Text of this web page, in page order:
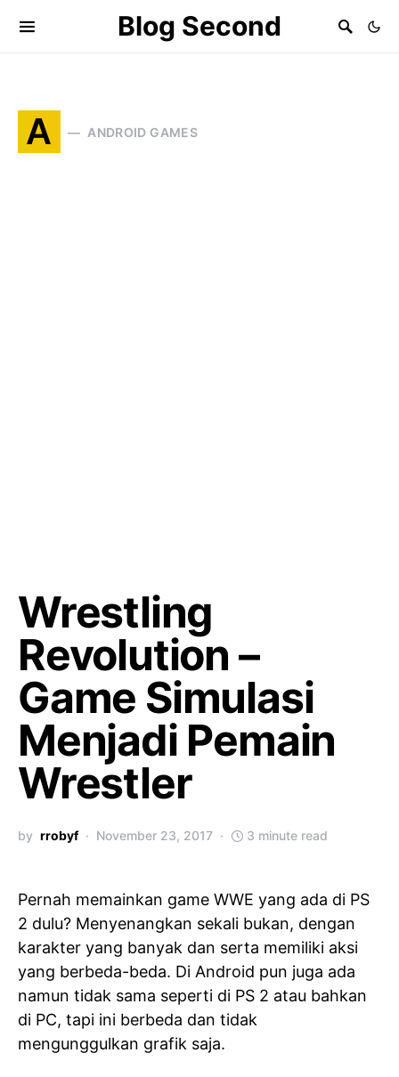
Blog Second
A ANDROID GAMES
Wrestling
Revolution –
Game Simulasi
Menjadi Pemain
Wrestler
by rrobyf November 23, 2017 3 minute read
Pernah memainkan game WWE yang ada di PS
2 dulu? Menyenangkan sekali bukan, dengan
karakter yang banyak dan serta memiliki aksi
yang berbeda-beda. Di Android pun juga ada
namun tidak sama seperti di PS 2 atau bahkan
di PC, tapi ini berbeda dan tidak
mengunggulkan grafik saja.